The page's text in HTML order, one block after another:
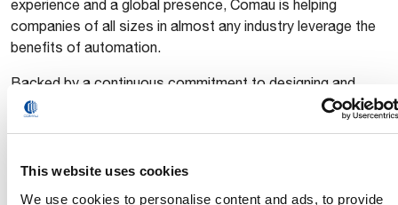
This website uses cookies
We use cookies to personalise content and ads, to provide
experience and a global presence, Comau is helping
companies of all sizes in almost any industry leverage the
benefits of automation.
Backed by a continuous commitment to designing and
developing innovative and easy to use technologies, its
as advanced robotics and digital solutions to address